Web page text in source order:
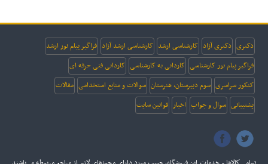
دکتری دکتری آزاد کارشناسی ارشد کارشناسی ارشد آزاد فراگیر پیام نور ارشد
فراگیر پیام نور کارشناسی کاردانی به کارشناسی کاردانی فنی حرفه ای
کنکور سراسری سوم دبیرستان، هنرستان سوالات و منابع استخدامی مقالات
پشتیبانی سوال و جواب اخبار قوانین سایت